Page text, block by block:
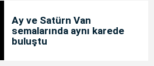
Ay ve Satürn Van
semalarında aynı karede
buluştu